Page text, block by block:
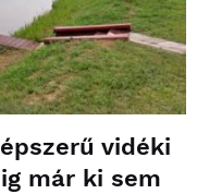
vidéki
már ki sem